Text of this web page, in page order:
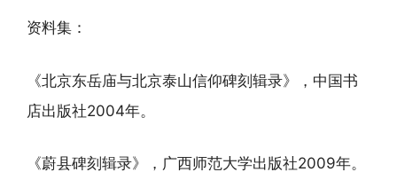
资料集：
《北京东岳庙与北京泰山信仰碑刻辑录》，中国书
店出版社2004年。
《蔚县碑刻辑录》，广西师范大学出版社2009年。